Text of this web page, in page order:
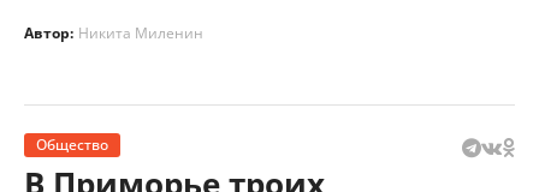
Автор: Никита Миленин
Общество